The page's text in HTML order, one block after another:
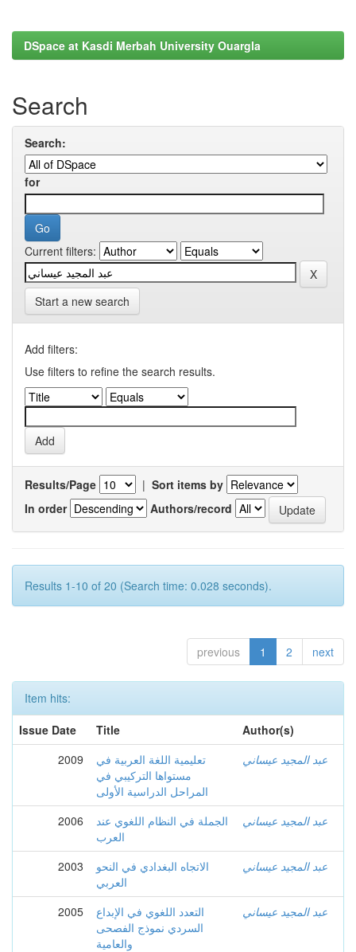
DSpace at Kasdi Merbah University Ouargla
Search
Search:
for
Current filters:
Start a new search
Add filters:
Use filters to refine the search results.
Results/Page | Sort items by
In order
Authors/record
Results 1-10 of 20 (Search time: 0.028 seconds).
previous 1 2 next
Item hits:
Issue Date
Title
Author(s)
2009
تعليمية اللغة العربية في
مستواها التركيبي في
المراحل الدراسية الأولى
عبد المجيد عيساني
2006
الجملة في النظام اللغوي عند
العرب
عبد المجيد عيساني
2003
الاتجاه البغدادي في النحو
العربي
عبد المجيد عيساني
2005
التعدد اللغوي في الإبداع
السردي نموذج الفصحى
والعامية
عبد المجيد عيساني